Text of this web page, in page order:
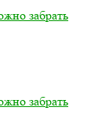
забрать
забрать